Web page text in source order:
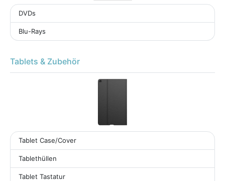
DVDs
Blu-Rays
Tablets & Zubehör
Tablet Case/Cover
Tablethüllen
Tablet Tastatur